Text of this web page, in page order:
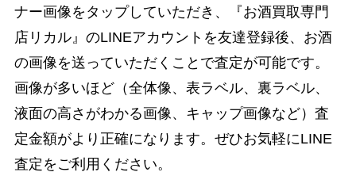
ナー画像をタップしていただき、『お酒買取専門
店リカル』のLINEアカウントを友達登録後、お酒
の画像を送っていただくことで査定が可能です。
画像が多いほど（全体像、表ラベル、裏ラベル、
液面の高さがわかる画像、キャップ画像など）査
定金額がより正確になります。ぜひお気軽にLINE
査定をご利用ください。